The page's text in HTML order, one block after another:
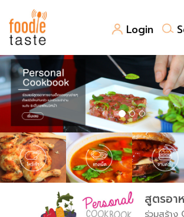
Login
สูตรอาหาร
สูตรอาหารล่าสุด
Top Foodie
พาไปชิม
สารพันก้นครัว
เคล็ดลับน่ารู้
เปรียบเทียบหน่วยการตวง
FoodPedia
สร้าง Cookbook
สูตรอา
ร่วมสร้าง